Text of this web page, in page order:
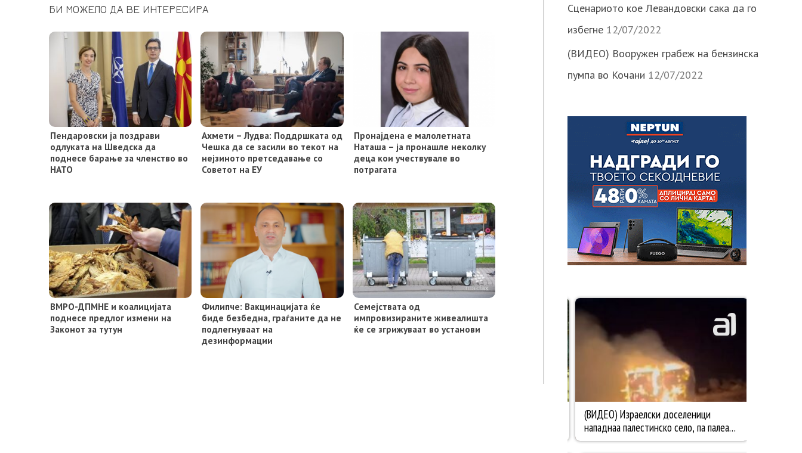
БИ МОЖЕЛО ДА ВЕ ИНТЕРЕСИРА
Пендаровски ја поздрави
одлуката на Шведска да
поднесе барање за членство во
НАТО
Ахмети – Лудва: Поддршката од
Чешка да се засили во текот на
нејзиното претседавање со
Советот на ЕУ
Пронајдена е малолетната
Наташа – ја пронашле неколку
деца кои учествувале во
потрагата
ВМРО-ДПМНЕ и коалицијата
поднесе предлог измени на
Законот за тутун
Филипче: Вaкцинацијата ќе
биде безбедна, граѓаните да не
подлегнуваат на
дезинформации
Семејствата од
импровизираните живеалишта
ќе се згрижуваат во установи
Сценариото кое Левандовски сака да го
избегне 12/07/2022
(ВИДЕО) Вооружен грабеж на бензинска
пумпа во Кочани 12/07/2022